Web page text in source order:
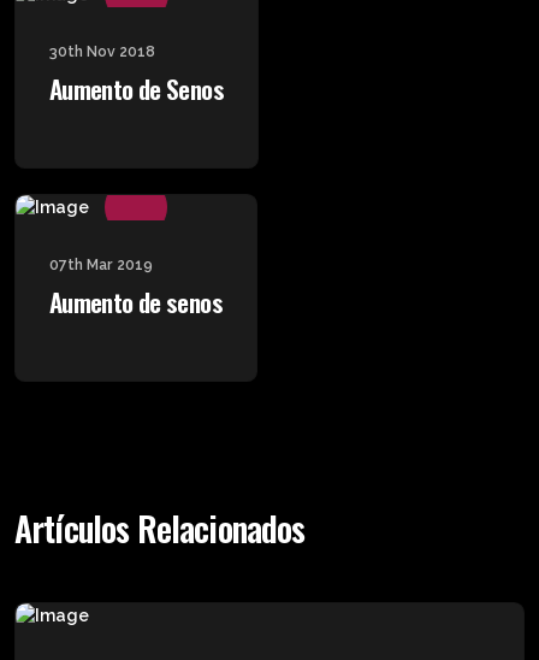
30th Nov 2018
Aumento de Senos
07th Mar 2019
Aumento de senos
Artículos Relacionados